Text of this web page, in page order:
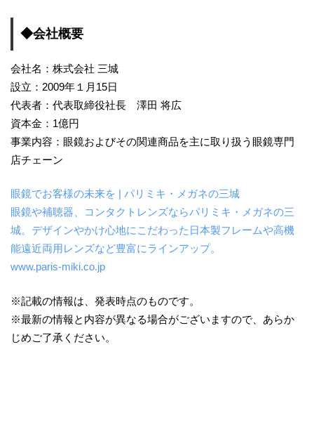
◆会社概要
会社名：株式会社 三城
設立：2009年１月15日
代表者：代表取締役社長 澤田 将広
資本金：1億円
事業内容：眼鏡およびその関連商品を主に取り扱う眼鏡専門
店チェーン
眼鏡でお客様の未来を | パリミキ・メガネの三城
眼鏡や補聴器、コンタクトレンズならパリミキ・メガネの三
城。デザインやかけ心地にこだわった日本製フレームや高機
能遠近両用レンズなど豊富にラインアップ。
www.paris-miki.co.jp
※記載の情報は、発表時点のものです。
※最新の情報と内容が異なる場合がございますので、あらか
じめご了承ください。